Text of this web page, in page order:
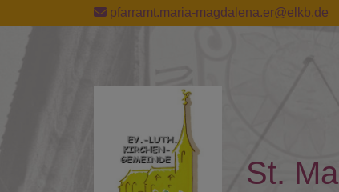
zum
pfarramt.maria-magdalena.er@elkb.de
St.